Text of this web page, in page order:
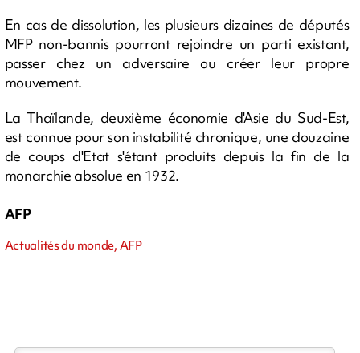
En cas de dissolution, les plusieurs dizaines de députés
MFP non-bannis pourront rejoindre un parti existant,
passer chez un adversaire ou créer leur propre
mouvement.
La Thaïlande, deuxième économie d'Asie du Sud-Est,
est connue pour son instabilité chronique, une douzaine
de coups d'Etat s'étant produits depuis la fin de la
monarchie absolue en 1932.
AFP
Actualités du monde, AFP